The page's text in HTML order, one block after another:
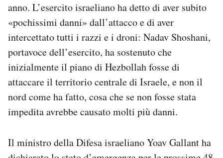
anno. L’esercito israeliano ha detto di aver subito
«pochissimi danni» dall’attacco e di aver
intercettato tutti i razzi e i droni: Nadav Shoshani,
portavoce dell’esercito, ha sostenuto che
inizialmente il piano di Hezbollah fosse di
attaccare il territorio centrale di Israele, e non il
nord come ha fatto, cosa che se non fosse stata
impedita avrebbe causato molti più danni.
Il ministro della Difesa israeliano Yoav Gallant ha